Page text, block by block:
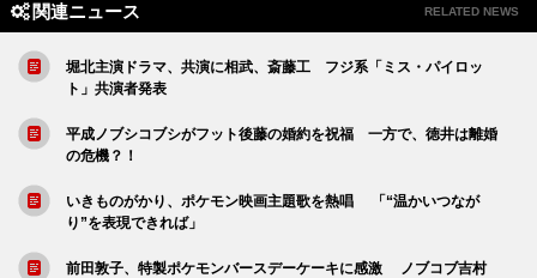
関連ニュース RELATED NEWS
堀北主演ドラマ、共演に相武、斎藤工 フジ系「ミス・パイロッ
ト」共演者発表
平成ノブシコブシがフット後藤の婚約を祝福 一方で、徳井は離婚
の危機？！
いきものがかり、ポケモン映画主題歌を熱唱 「“温かいつなが
り”を表現できれば」
前田敦子、特製ポケモンバースデーケーキに感激 ノブコブ吉村